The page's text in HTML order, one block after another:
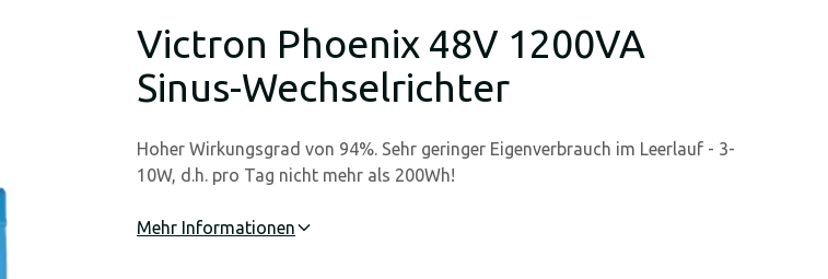
Victron Phoenix 48V 1200VA
Sinus-Wechselrichter
Hoher Wirkungsgrad von 94%. Sehr geringer Eigenverbrauch im Leerlauf - 3-
10W, d.h. pro Tag nicht mehr als 200Wh!
Mehr Informationen